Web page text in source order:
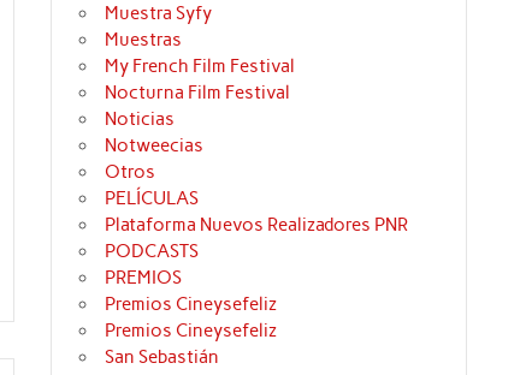
Muestra Syfy
Muestras
My French Film Festival
Nocturna Film Festival
Noticias
Notweecias
Otros
PELÍCULAS
Plataforma Nuevos Realizadores PNR
PODCASTS
PREMIOS
Premios Cineysefeliz
Premios Cineysefeliz
San Sebastián